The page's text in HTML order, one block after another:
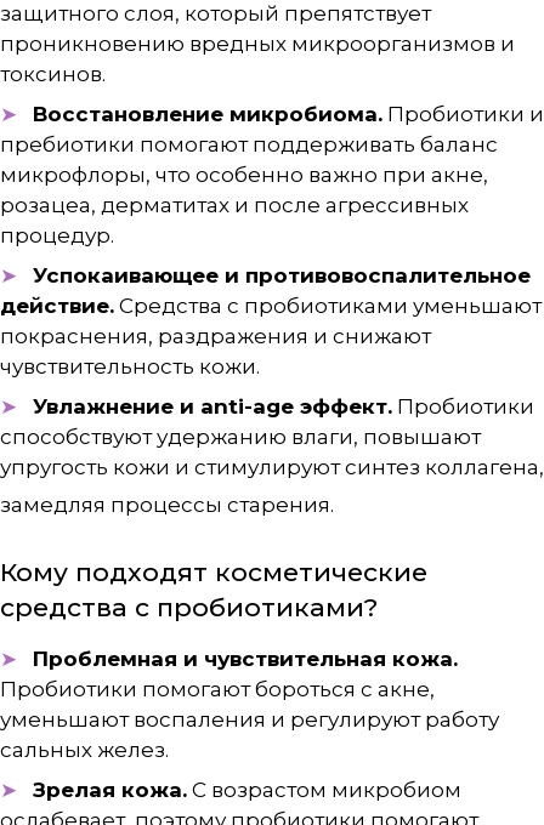
защитного слоя, который препятствует
проникновению вредных микроорганизмов и
токсинов.
Восстановление микробиома. Пробиотики и
пребиотики помогают поддерживать баланс
микрофлоры, что особенно важно при акне,
розацеа, дерматитах и после агрессивных
процедур.
Успокаивающее и противовоспалительное
действие. Средства с пробиотиками уменьшают
покраснения, раздражения и снижают
чувствительность кожи.
Увлажнение и anti-age эффект. Пробиотики
способствуют удержанию влаги, повышают
упругость кожи и стимулируют синтез коллагена,
замедляя процессы старения.
Кому подходят косметические
средства с пробиотиками?
Проблемная и чувствительная кожа.
Пробиотики помогают бороться с акне,
уменьшают воспаления и регулируют работу
сальных желез.
Зрелая кожа. С возрастом микробиом